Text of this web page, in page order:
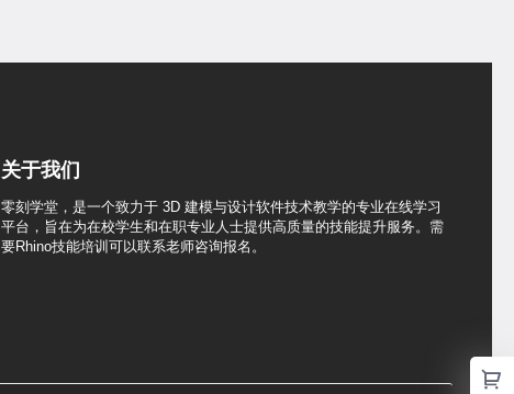
关于我们
零刻学堂，是一个致力于 3D 建模与设计软件技术教学的专业在线学习
平台，旨在为在校学生和在职专业人士提供高质量的技能提升服务。需
要Rhino技能培训可以联系老师咨询报名。